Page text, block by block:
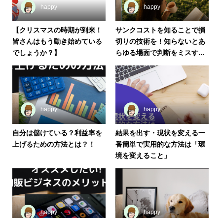
happy
【クリスマスの時期が到来！
皆さんはもう動き始めている
でしょうか？】
happy
サンクコストを知ることで損
切りの技術を！知らないとあ
らゆる場面で判断をミスす...
happy
自分は儲けている？利益率を
上げるための方法とは？！
happy
結果を出す・現状を変える一
番簡単で実用的な方法は「環
境を変えること」
happy happy